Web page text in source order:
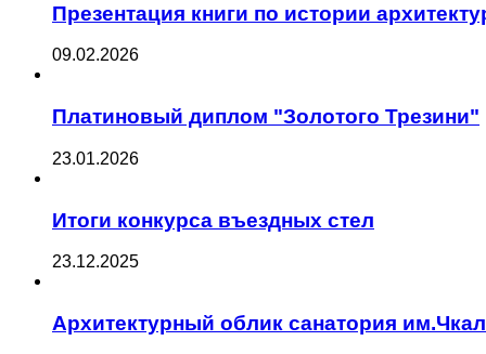
Презентация книги по истории
09.02.2026
Платиновый диплом "Золотого Трезини"
23.01.2026
Итоги конкурса въездных стел
23.12.2025
Архитектурный облик санатория